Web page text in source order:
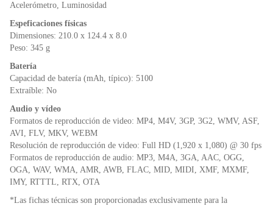
Acelerómetro, Luminosidad
Espeficaciones físicas
Dimensiones: 210.0 x 124.4 x 8.0
Peso: 345 g
Batería
Capacidad de batería (mAh, típico): 5100
Extraíble: No
Audio y vídeo
Formatos de reproducción de video: MP4, M4V, 3GP, 3G2, WMV, ASF,
AVI, FLV, MKV, WEBM
Resolución de reproducción de video: Full HD (1,920 x 1,080) @ 30 fps
Formatos de reproducción de audio: MP3, M4A, 3GA, AAC, OGG,
OGA, WAV, WMA, AMR, AWB, FLAC, MID, MIDI, XMF, MXMF,
IMY, RTTTL, RTX, OTA
*Las fichas técnicas son proporcionadas exclusivamente para la